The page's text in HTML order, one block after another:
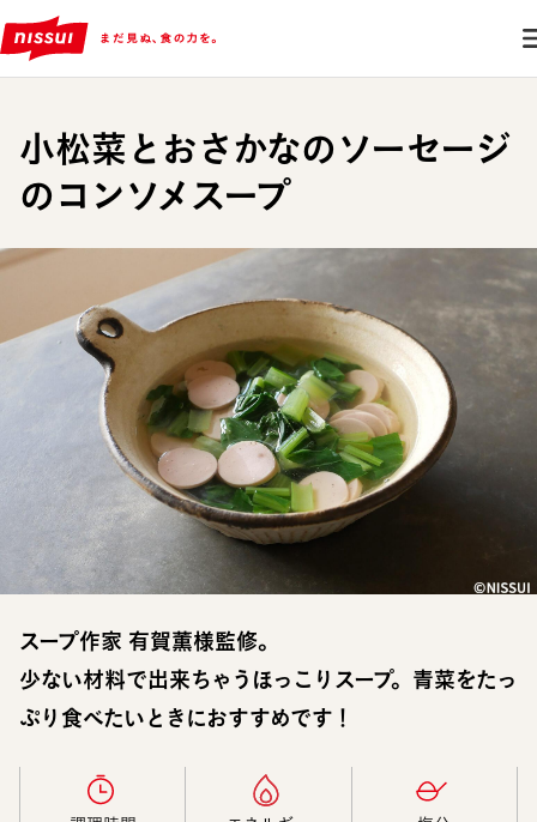
小松菜とおさかなのソーセージ
のコンソメスープ
スープ作家 有賀薫様監修。
少ない材料で出来ちゃうほっこりスープ。青菜をたっ
ぷり食べたいときにおすすめです！